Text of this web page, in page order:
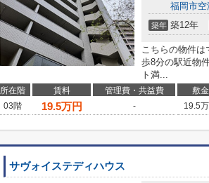
福岡市空
築年 築12年
こちらの物件は
歩8分の駅近物
ト満...
所在階 賃料 管理費・共益費 敷金
03階
19.5万円 - 19.5
サヴォイステディハウス